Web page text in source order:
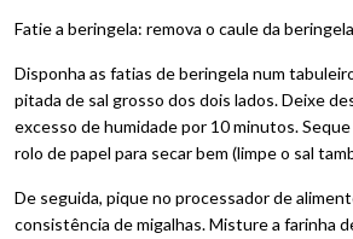
Fatie a beringela: remova o caule da
Disponha as fatias de beringela num
pitada de sal grosso dos dois lados. Deixe
excesso de humidade por 10 minutos.
rolo de papel para secar bem (limpe o sal
De seguida, pique no processador de
consistência de migalhas. Misture a farinha